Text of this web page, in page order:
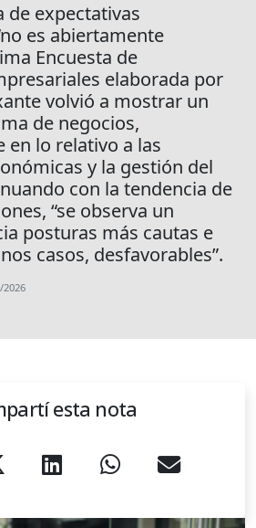
de expectativas
es abiertamente
Encuesta de
elaborada por
volvió a mostrar un
de negocios,
lo relativo a las
y la gestión del
con la tendencia de
“se observa un
posturas más cautas e
casos, desfavorables”.
2026
esta nota